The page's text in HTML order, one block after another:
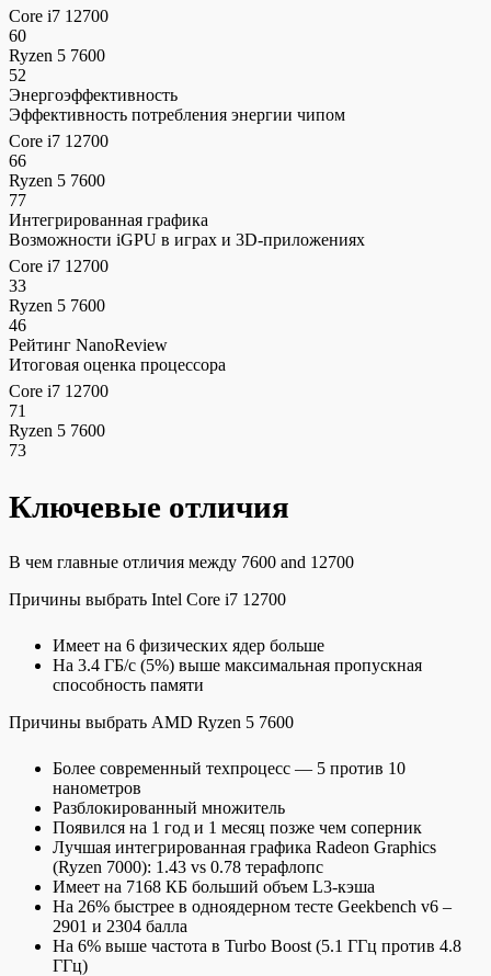
Core i7 12700
60
Ryzen 5 7600
52
Энергоэффективность
Эффективность потребления энергии чипом
Core i7 12700
66
Ryzen 5 7600
77
Интегрированная графика
Возможности iGPU в играх и 3D-приложениях
Core i7 12700
33
Ryzen 5 7600
46
Рейтинг NanoReview
Итоговая оценка процессора
Core i7 12700
71
Ryzen 5 7600
73
Ключевые отличия
В чем главные отличия между 7600 and 12700
Причины выбрать Intel Core i7 12700
Имеет на 6 физических ядер больше
На 3.4 ГБ/c (5%) выше максимальная пропускная
способность памяти
Причины выбрать AMD Ryzen 5 7600
Более современный техпроцесс — 5 против 10
нанометров
Разблокированный множитель
Появился на 1 год и 1 месяц позже чем соперник
Лучшая интегрированная графика Radeon Graphics
(Ryzen 7000): 1.43 vs 0.78 терафлопс
Имеет на 7168 КБ больший объем L3-кэша
На 26% быстрее в одноядерном тесте Geekbench v6 –
2901 и 2304 балла
На 6% выше частота в Turbo Boost (5.1 ГГц против 4.8
ГГц)